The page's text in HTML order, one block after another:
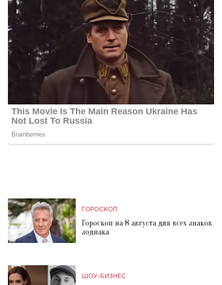
ГОРОСКОП
Гороскоп на 8 августа для всех знаков
зодиака
ШОУ-БИЗНЕС